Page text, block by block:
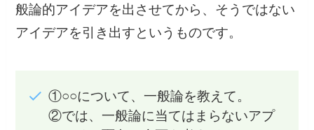
般論的アイデアを出させてから、そうではない
アイデアを引き出すというものです。
①○○について、一般論を教えて。
②では、一般論に当てはまらないアプ